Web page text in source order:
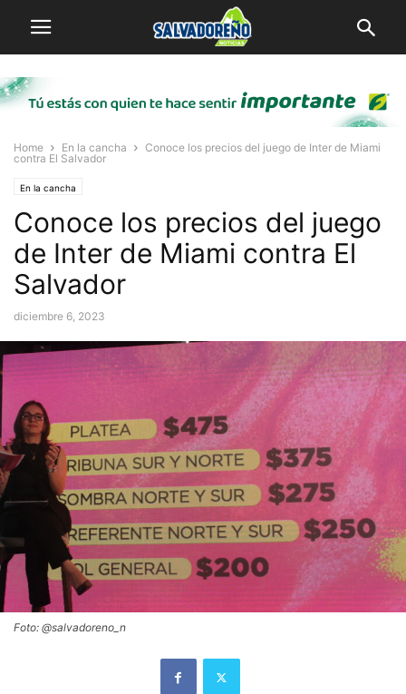
Home En la cancha
Conoce los precios del juego de Inter de Miami
contra El Salvador
En la cancha
Conoce los precios del juego
de Inter de Miami contra El
Salvador
diciembre 6, 2023
Foto: @salvadoreno_n